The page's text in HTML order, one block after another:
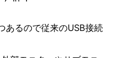
あるので従来のUSB接続